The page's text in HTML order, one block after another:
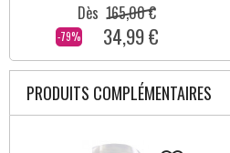
-79%
Dès 165,00 €
34,99 €
PRODUITS COMPLÉMENTAIRES